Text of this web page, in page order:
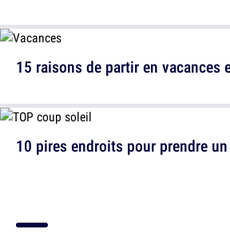
15 raisons de partir en vacances
10 pires endroits pour prendre